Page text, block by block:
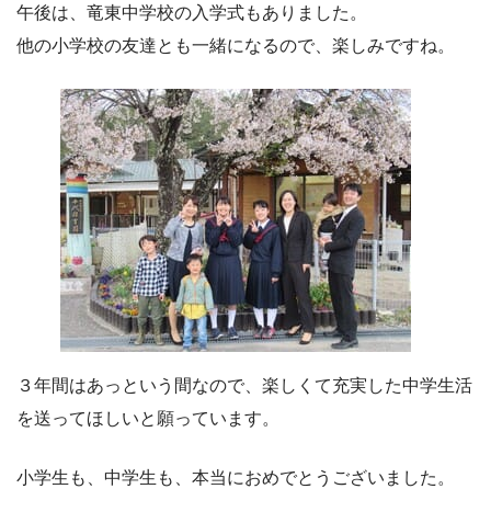
午後は、竜東中学校の入学式もありました。
他の小学校の友達とも一緒になるので、楽しみですね。
３年間はあっという間なので、楽しくて充実した中学生活
を送ってほしいと願っています。
小学生も、中学生も、本当におめでとうございました。